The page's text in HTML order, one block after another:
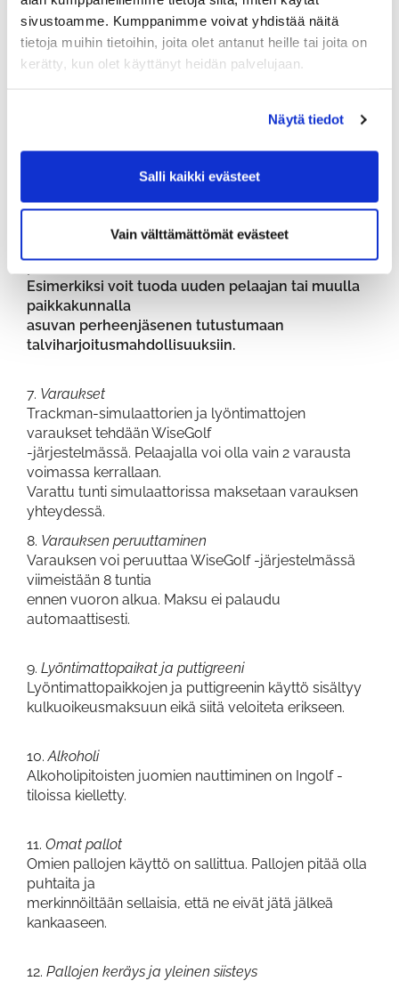
sivustoamme. Kumppanimme voivat yhdistää näitä
tietoja muihin tietoihin, joita olet antanut heille tai joita on
kerätty, kun olet käyttänyt heidän palvelujaan.
Näytä tiedot
Salli kaikki evästeet
Vain välttämättömät evästeet
5.Ystävien kanssa pelaaminen
Kaikilla pelaajilla tulee olla voimassa Ingolf-
kulkuoikeus. Lukot toimivat vain varauksen tehneen
Ingolf tiloihin saa tuoda vieraita erikseen
pyydetyllä luvalla. Luvan
puheenjohtaja.
Esimerkiksi voit tuoda uuden pelaajan tai muulla
paikkakunnalla
asuvan perheenjäsenen tutustumaan
talviharjoitusmahdollisuuksiin.
7. Varaukset
Trackman-simulaattorien ja lyöntimattojen
varaukset tehdään WiseGolf
-järjestelmässä. Pelaajalla voi olla vain 2 varausta
voimassa kerrallaan.
Varattu tunti simulaattorissa maksetaan varauksen
yhteydessä.
8. Varauksen peruuttaminen
Varauksen voi peruuttaa WiseGolf -järjestelmässä
viimeistään 8 tuntia
ennen vuoron alkua. Maksu ei palaudu
automaattisesti.
9. Lyöntimattopaikat ja puttigreeni
Lyöntimattopaikkojen ja puttigreenin käyttö sisältyy
kulkuoikeusmaksuun eikä siitä veloiteta erikseen.
10.Alkoholi
Alkoholipitoisten juomien nauttiminen on Ingolf -
tiloissa kielletty.
11. Omat pallot
Omien pallojen käyttö on sallittua. Pallojen pitää olla
puhtaita ja
merkinnöiltään sellaisia, että ne eivät jätä jälkeä
kankaaseen.
12. Pallojen keräys ja yleinen siisteys